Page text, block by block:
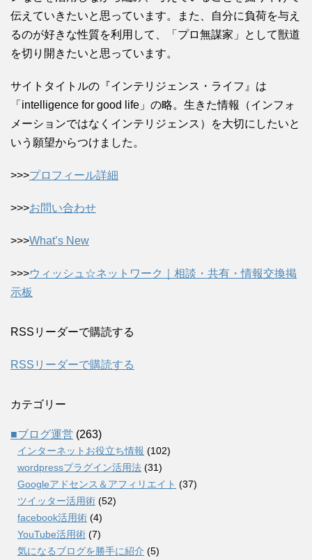
伝えていきたいと思っています。また、自分に負荷を与え
るのが好きな性質を利用して、「プロ無謀家」として獣道
を切り開きたいと思っています。
サイトタイトルの『インテリジェンス・ライフ』は
「intelligence for good life」の略。生きた情報（インフォ
メーションではなくインテリジェンス）を大切にしたいと
いう願望からつけました。
>>>プロフィール詳細
>>>お問い合わせ
>>>What’s New
>>>ウィッシュ☆ネットワーク｜相談・共有・情報交換掲
示板
RSSリーダーで購読する
RSSリーダーで購読する
カテゴリー
■ブログ運営 (263)
インターネットお役立ち情報 (102)
wordpressプラグイン活用法 (31)
Googleアドセンス＆アフィリエイト (37)
ツイッター活用術 (52)
facebook活用術 (4)
YouTube活用術 (7)
気になるブログを勝手に紹介 (5)